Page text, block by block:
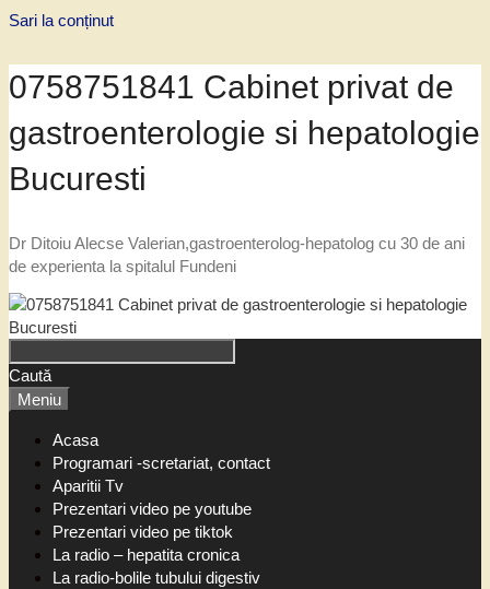
Sari la conținut
0758751841 Cabinet privat de
gastroenterologie si hepatologie
Bucuresti
Dr Ditoiu Alecse Valerian,gastroenterolog-hepatolog cu 30 de ani
de experienta la spitalul Fundeni
Caută
Meniu
Acasa
Programari -scretariat, contact
Aparitii Tv
Prezentari video pe youtube
Prezentari video pe tiktok
La radio – hepatita cronica
La radio-bolile tubului digestiv